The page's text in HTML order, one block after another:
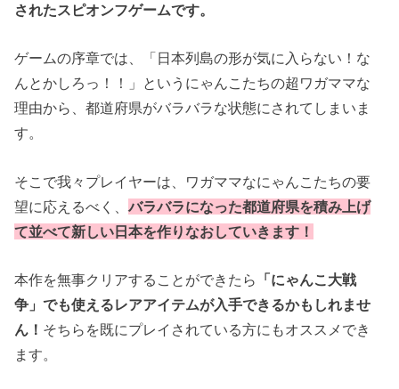
されたスピオンフゲームです。
ゲームの序章では、「日本列島の形が気に入らない！な
んとかしろっ！！」というにゃんこたちの超ワガママな
理由から、都道府県がバラバラな状態にされてしまいま
す。
そこで我々プレイヤーは、ワガママなにゃんこたちの要
望に応えるべく、 バラバラになった都道府県を積み上げ
て並べて新しい日本を作りなおしていきます！
本作を無事クリアすることができたら
「にゃんこ大戦
争」でも使えるレアアイテムが入手できるかもしれませ
ん！ そちらを既にプレイされている方にもオススメでき
ます。